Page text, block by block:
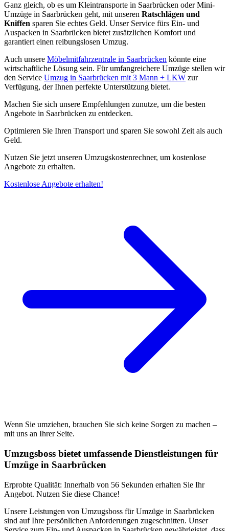
Ganz gleich, ob es um Kleintransporte in Saarbrücken oder Mini-
Umzüge in Saarbrücken geht, mit unseren Ratschlägen und
Kniffen sparen Sie echtes Geld. Unser Service fürs Ein- und
Auspacken in Saarbrücken bietet zusätzlichen Komfort und
garantiert einen reibungslosen Umzug.
Auch unsere Möbelmitfahrzentrale in Saarbrücken könnte eine
wirtschaftliche Lösung sein. Für umfangreichere Umzüge stellen wir
den Service Umzug in Saarbrücken mit 3 Mann + LKW zur
Verfügung, der Ihnen perfekte Unterstützung bietet.
Machen Sie sich unsere Empfehlungen zunutze, um die besten
Angebote in Saarbrücken zu entdecken.
Optimieren Sie Ihren Transport und sparen Sie sowohl Zeit als auch
Geld.
Nutzen Sie jetzt unseren Umzugskostenrechner, um kostenlose
Angebote zu erhalten.
Kostenlose Angebote erhalten!
Wenn Sie umziehen, brauchen Sie sich keine Sorgen zu machen –
mit uns an Ihrer Seite.
Umzugsboss bietet umfassende Dienstleistungen für
Umzüge in Saarbrücken
Erprobte Qualität: Innerhalb von 56 Sekunden erhalten Sie Ihr
Angebot. Nutzen Sie diese Chance!
Unsere Leistungen von Umzugsboss für Umzüge in Saarbrücken
sind auf Ihre persönlichen Anforderungen zugeschnitten. Unser